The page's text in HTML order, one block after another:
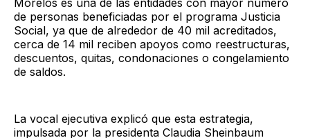
de personas beneficiadas por el programa Justicia
Social, ya que de alrededor de 40 mil acreditados,
cerca de 14 mil reciben apoyos como reestructuras,
descuentos, quitas, condonaciones o congelamiento
de saldos.
La vocal ejecutiva explicó que esta estrategia,
impulsada por la presidenta Claudia Sheinbaum